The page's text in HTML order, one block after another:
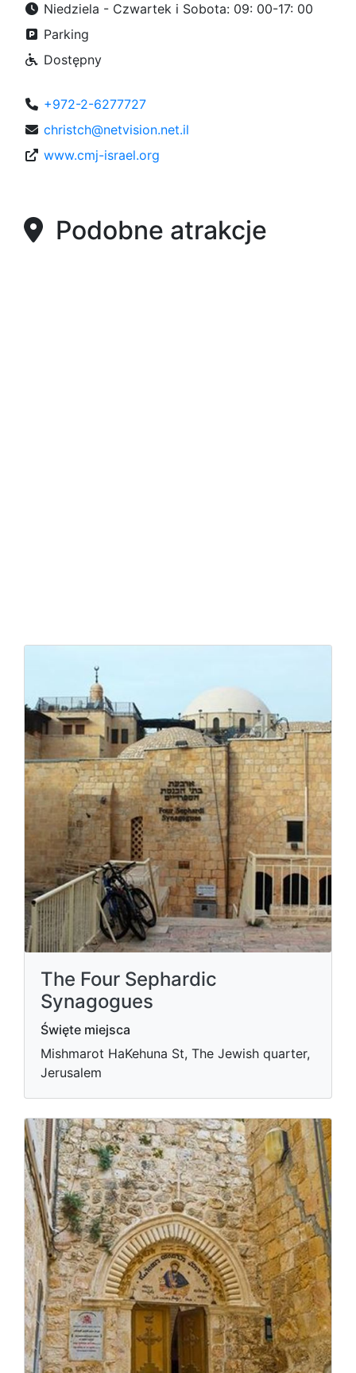
Niedziela - Czwartek i Sobota: 09: 00-17: 00
Parking
Dostępny
+972-2-6277727
christch@netvision.net.il
www.cmj-israel.org
Podobne atrakcje
The Four Sephardic
Synagogues
Święte miejsca
Mishmarot HaKehuna St, The Jewish quarter,
Jerusalem